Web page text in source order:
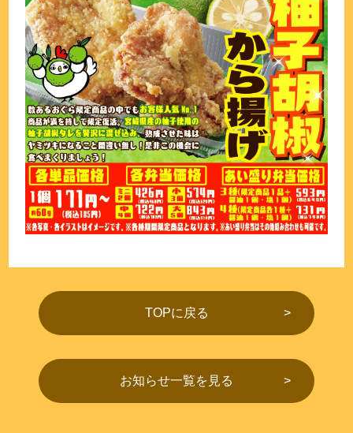
TOPに戻る
お知らせ一覧を見る